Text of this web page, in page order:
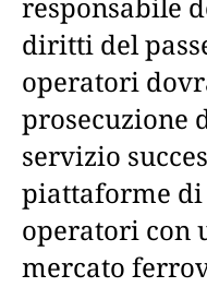
diritti del
operatori
prosecuzione
servizio
piattaforme
operatori con
mercato